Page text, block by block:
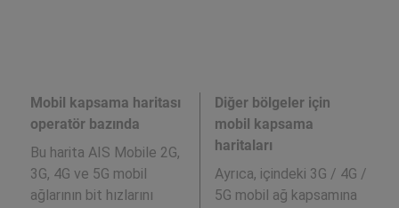
Mobil kapsama haritası
operatör bazında
Bu harita AIS Mobile 2G,
3G, 4G ve 5G mobil
ağlarının bit hızlarını
Diğer bölgeler için
mobil kapsama
haritaları
Ayrıca, içindeki 3G / 4G /
5G mobil ağ kapsamına